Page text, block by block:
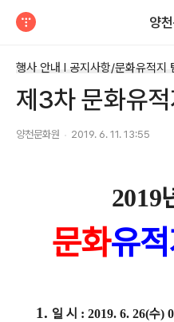
양
행사 안내 Ι 공지사항/문화유적지
제3차 문화유
양천문화원 2019. 6. 11. 13:55
2019
문화유적
1. 일 시 : 2019. 6. 26(수)